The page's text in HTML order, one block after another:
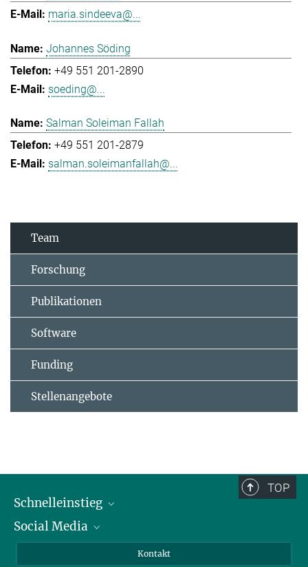
maria.sindeeva@...
Johannes Söding
+49 551 201-2890
soeding@...
Salman Soleiman Fallah
+49 551 201-2879
salman.soleimanfallah@...
Team
Forschung
Publikationen
Software
Funding
Stellenangebote
TOP
Schnelleinstieg
Alumni
Social Media
Kontakt